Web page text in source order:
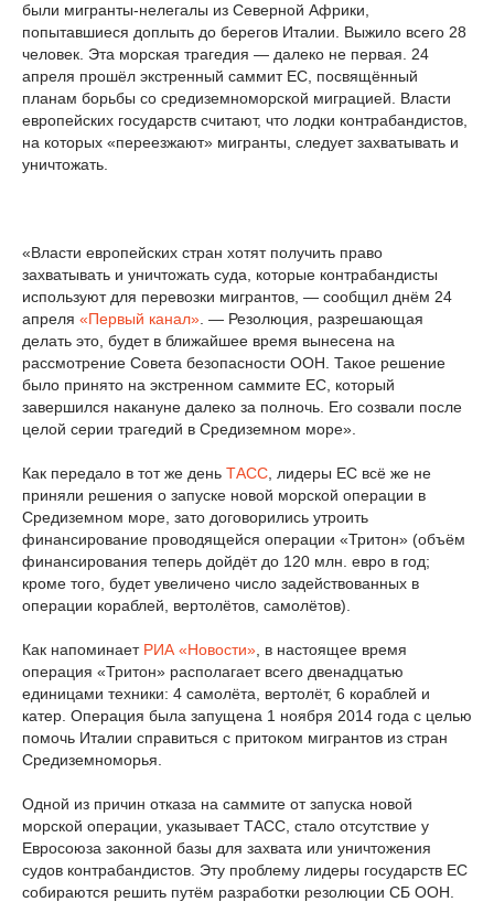
были мигранты-нелегалы из Северной Африки,
попытавшиеся доплыть до берегов Италии. Выжило всего 28
человек. Эта морская трагедия — далеко не первая. 24
апреля прошёл экстренный саммит ЕС, посвящённый
планам борьбы со средиземноморской миграцией. Власти
европейских государств считают, что лодки контрабандистов,
на которых «переезжают» мигранты, следует захватывать и
уничтожать.
«Власти европейских стран хотят получить право
захватывать и уничтожать суда, которые контрабандисты
используют для перевозки мигрантов, — сообщил днём 24
апреля «Первый канал» . — Резолюция, разрешающая
делать это, будет в ближайшее время вынесена на
рассмотрение Совета безопасности ООН. Такое решение
было принято на экстренном саммите ЕС, который
завершился накануне далеко за полночь. Его созвали после
целой серии трагедий в Средиземном море».
Как передало в тот же день ТАСС , лидеры ЕС всё же не
приняли решения о запуске новой морской операции в
Средиземном море, зато договорились утроить
финансирование проводящейся операции «Тритон» (объём
финансирования теперь дойдёт до 120 млн. евро в год;
кроме того, будет увеличено число задействованных в
операции кораблей, вертолётов, самолётов).
Как напоминает РИА «Новости» , в настоящее время
операция «Тритон» располагает всего двенадцатью
единицами техники: 4 самолёта, вертолёт, 6 кораблей и
катер. Операция была запущена 1 ноября 2014 года с целью
помочь Италии справиться с притоком мигрантов из стран
Средиземноморья.
Одной из причин отказа на саммите от запуска новой
морской операции, указывает ТАСС, стало отсутствие у
Евросоюза законной базы для захвата или уничтожения
судов контрабандистов. Эту проблему лидеры государств ЕС
собираются решить путём разработки резолюции СБ ООН.